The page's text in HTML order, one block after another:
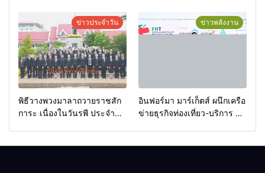
เกียรติยศแห่งการเสียสละ”
ข่าวประจำวัน
พิธีวางพวงมาลาถวายราชสัก
การะ เนื่องในวันรพี ประจำปี
ข่าวพลังงาน
อินฟอร์มา มาร์เก็ตส์ ผนึกเครือ
ข่ายธุรกิจท่องเที่ยว-บริการ จัด